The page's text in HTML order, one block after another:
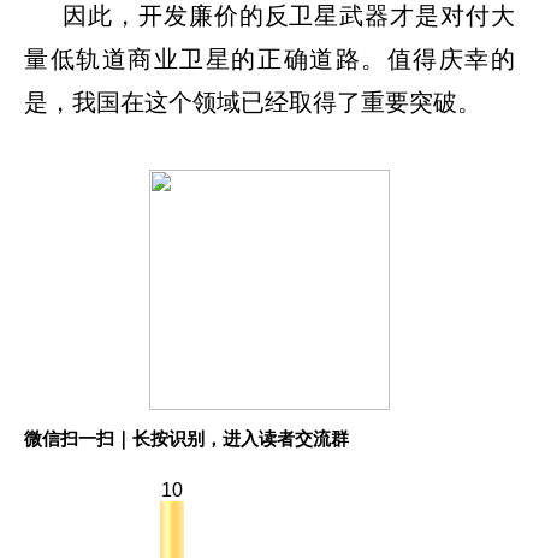
因此，开发廉价的反卫星武器才是对付大
量低轨道商业卫星的正确道路。值得庆幸的
是，我国在这个领域已经取得了重要突破。
微信扫一扫｜长按识别，进入读者交流群
10